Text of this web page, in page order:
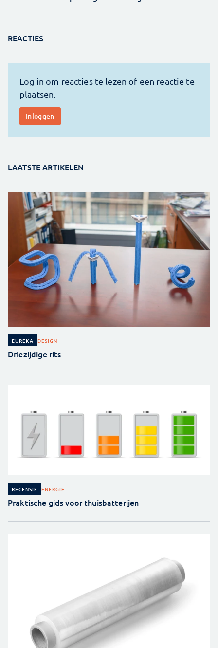
REACTIES
LAATSTE ARTIKELEN
EUREKA DESIGN
Driezijdige rits
RECENSIE ENERGIE
Praktische gids voor thuisbatterijen